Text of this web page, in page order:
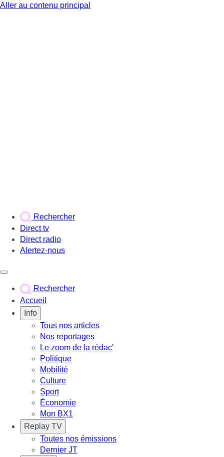
Aller au contenu principal
Rechercher
Direct tv
Direct radio
Alertez-nous
Rechercher
Accueil
Info
Tous nos articles
Nos reportages
Le zoom de la rédac'
Politique
Mobilité
Culture
Sport
Économie
Mon BX1
Replay TV
Toutes nos émissions
Dernier JT